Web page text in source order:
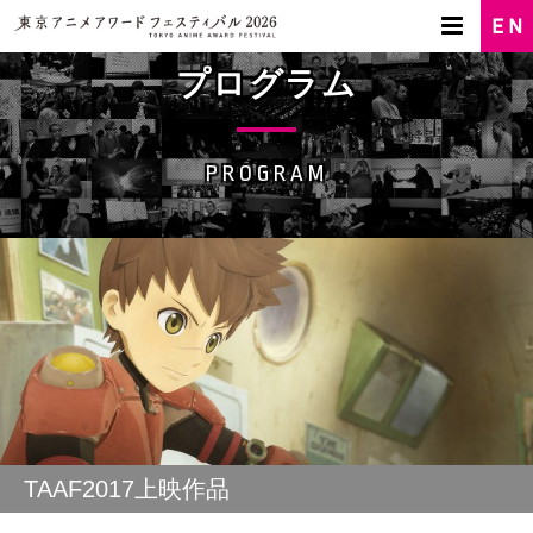
プログラム
PROGRAM
TAAF2017上映作品